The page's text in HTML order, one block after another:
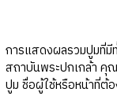
การแสดงผลรวมปูมที่มี
สถาบันพระปกเกล้า คุ
ปูม ชื่อผู้ใช้หรือหน้าที่ต้